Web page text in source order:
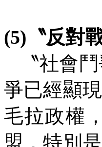
(5) 〝反對
〝社會
爭已經顯
毛拉政權
盟，特別